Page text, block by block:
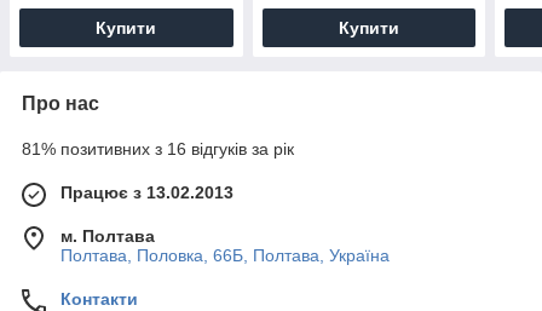
Купити Купити
Про нас
81% позитивних з 16 відгуків за рік
Працює з 13.02.2013
м. Полтава
Полтава, Половка, 66Б, Полтава, Україна
Контакти